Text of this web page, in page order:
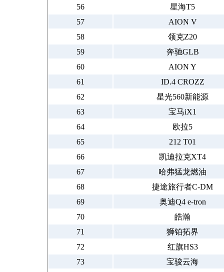
56
星海T5
57
AION V
58
领克Z20
59
奔驰GLB
60
AION Y
61
ID.4 CROZZ
62
星光560新能源
63
宝马iX1
64
欧拉5
65
212 T01
66
凯迪拉克XT4
67
哈弗猛龙燃油
68
捷途旅行者C-DM
69
奥迪Q4 e-tron
70
皓瀚
71
狮铂拓界
72
红旗HS3
73
宝骏云海